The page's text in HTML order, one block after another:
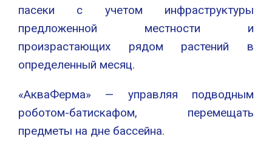
пасеки с учетом инфраструктуры
предложенной местности и
произрастающих рядом растений в
определенный месяц.
«АкваФерма» — управляя подводным
роботом-батискафом, перемещать
предметы на дне бассейна.